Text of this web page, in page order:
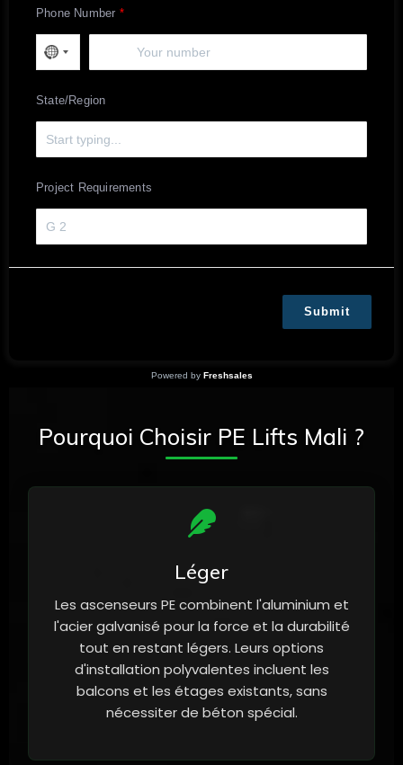
Phone Number
State/Region
Project Requirements
Submit
Powered by Freshsales
Pourquoi Choisir PE Lifts Mali ?
Léger
Les ascenseurs PE combinent l'aluminium et
l'acier galvanisé pour la force et la durabilité
tout en restant légers. Leurs options
d'installation polyvalentes incluent les
balcons et les étages existants, sans
nécessiter de béton spécial.